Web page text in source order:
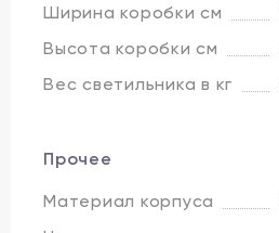
Ширина коробки см
Высота коробки см
Вес светильника в кг
Прочее
Материал корпуса